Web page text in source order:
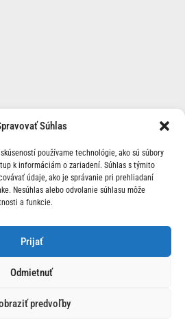
Súhlas
používame technológie, ako sú súbory
k informáciám o zariadení. Súhlas s týmito
údaje, ako je správanie pri prehliadaní
Nesúhlas alebo odvolanie súhlasu môže
a funkcie.
Prijať
Odmietnuť
predvoľby
| Kontakt